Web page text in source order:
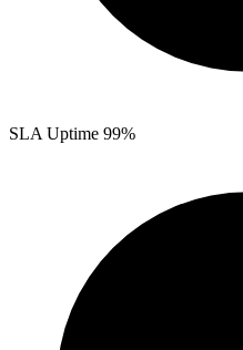
SLA Uptime 99%